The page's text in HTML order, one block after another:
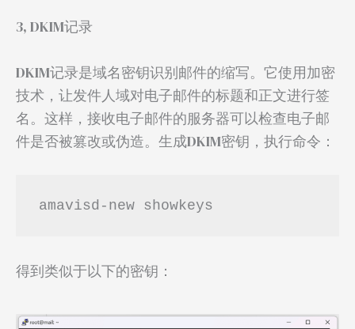
3, DKIM记录
DKIM记录是域名密钥识别邮件的缩写。它使用加密
技术，让发件人域对电子邮件的标题和正文进行签
名。这样，接收电子邮件的服务器可以检查电子邮
件是否被篡改或伪造。生成DKIM密钥，执行命令：
amavisd-new showkeys
得到类似于以下的密钥：